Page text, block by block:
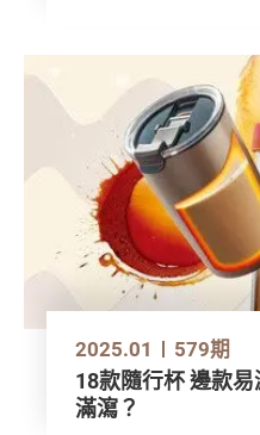
2025.01 579期
18款隨行杯 邊款易漏難清洗？ 容量不符易
滿瀉？